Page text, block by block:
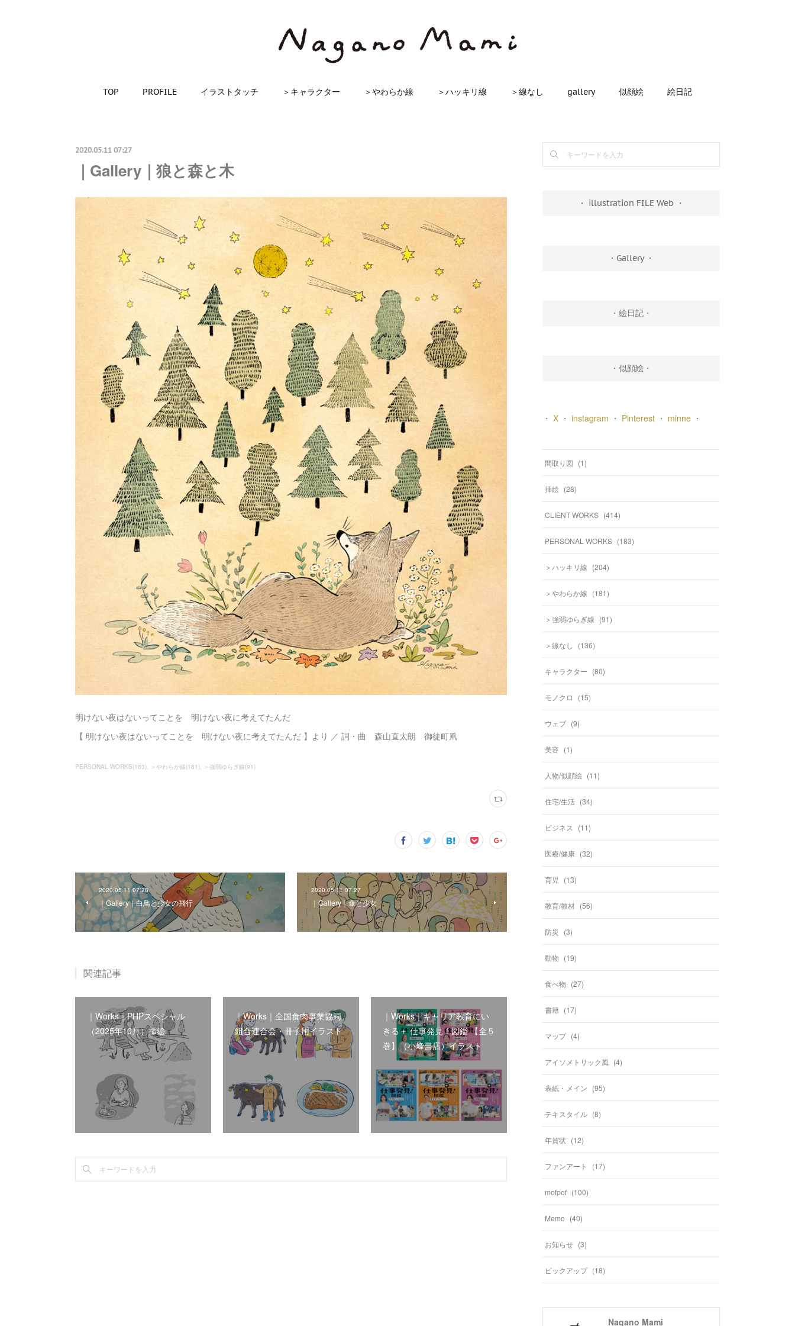
TOP PROFILE イラストタッチ ＞キャラクター ＞やわらか線 ＞ハッキリ線 ＞線なし gallery 似顔絵 絵日記
2020.05.11 07:27
｜Gallery｜狼と森と木
明けない夜はないってことを 明けない夜に考えてたんだ
【 明けない夜はないってことを 明けない夜に考えてたんだ 】より ／ 詞・曲 森山直太朗 御徒町凧
PERSONAL WORKS(183) ＞やわらか線(181) ＞強弱ゆらぎ線(91)
2020.05.11 07:28
｜Gallery｜白鳥と少女の飛行
2020.05.11 07:27
｜Gallery｜傘と少女
関連記事
｜Works｜PHPスペシャル
（2025年10月）挿絵
｜Works｜全国食肉事業協同
組合連合会・冊子用イラスト
｜Works｜キャリア教育にい
きる＋ 仕事発見！図鑑 【全５
巻】（小峰書店）イラスト
・ illustration FILE Web ・
・Gallery ・
・絵日記・
・似顔絵・
・ X ・ instagram ・ Pinterest ・ minne ・
間取り図 (1)
挿絵 (28)
CLIENT WORKS (414)
PERSONAL WORKS (183)
＞ハッキリ線 (204)
＞やわらか線 (181)
＞強弱ゆらぎ線 (91)
＞線なし (136)
キャラクター (80)
モノクロ (15)
ウェブ (9)
美容 (1)
人物/似顔絵 (11)
住宅/生活 (34)
ビジネス (11)
医療/健康 (32)
育児 (13)
教育/教材 (56)
防災 (3)
動物 (19)
食べ物 (27)
書籍 (17)
マップ (4)
アイソメトリック風 (4)
表紙・メイン (95)
テキスタイル (8)
年賀状 (12)
ファンアート (17)
mofpof (100)
Memo (40)
お知らせ (3)
ピックアップ (18)
Nagano Mami